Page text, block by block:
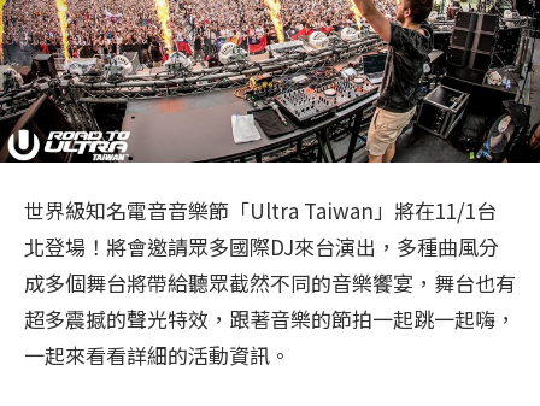
世界級知名電音音樂節「Ultra Taiwan」將在11/1台
北登場！將會邀請眾多國際DJ來台演出，多種曲風分
成多個舞台將帶給聽眾截然不同的音樂饗宴，舞台也有
超多震撼的聲光特效，跟著音樂的節拍一起跳一起嗨，
一起來看看詳細的活動資訊。